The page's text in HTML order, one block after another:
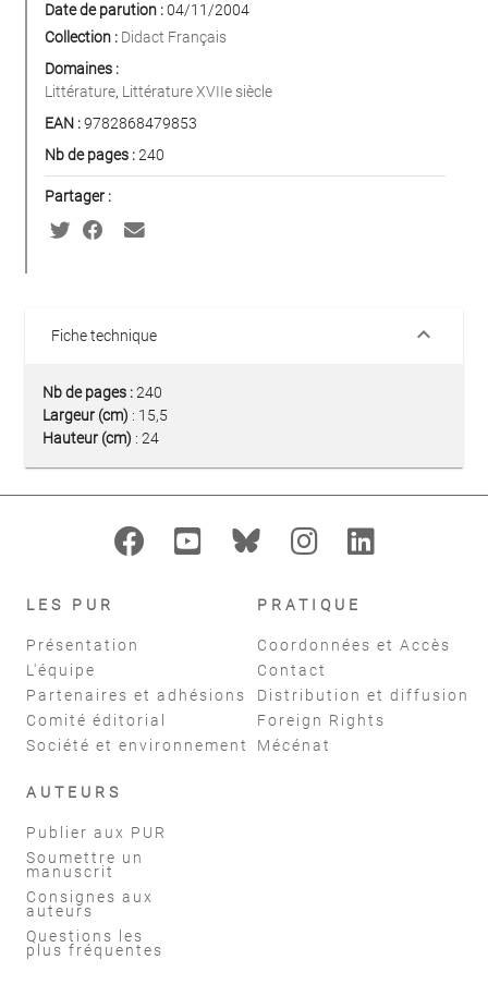
Date de parution :04/11/2004
Collection : Didact Français
Domaines :
Littérature, Littérature XVIIe siècle
EAN :9782868479853
Nb de pages :240
Partager :
Fiche technique keyboard_arrow_down
Nb de pages :240
Largeur (cm) : 15,5
Hauteur (cm) : 24
LES PUR
Présentation
L'équipe
Partenaires et adhésions
Comité éditorial
Société et environnement
PRATIQUE
Coordonnées et Accès
Contact
Distribution et diffusion
Foreign Rights
Mécénat
AUTEURS
Publier aux PUR
Soumettre un
manuscrit
Consignes aux
auteurs
Questions les
plus fréquentes